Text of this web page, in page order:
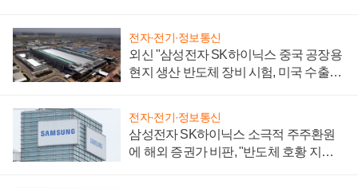
전자·전기·정보통신
외신 "삼성전자 SK하이닉스 중국 공장용
현지 생산 반도체 장비 시험, 미국 수출통
전자·전기·정보통신
삼성전자 SK하이닉스 소극적 주주환원
에 해외 증권가 비판, "반도체 호황 지속